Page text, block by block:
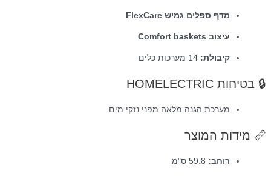
מדף ספלים גמיש FlexCare
עיצוב Comfort baskets
קיבולת:
🔒 בטיחות HOMELECTRIC
מערכת הגנה מלאה מפני נזקי מים
📏 מידות המוצר
רוחב: